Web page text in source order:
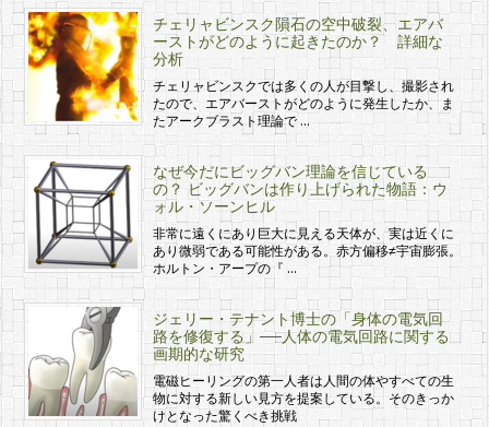
チェリャビンスク隕石の空中破裂、エアバ
ーストがどのように起きたのか？ 詳細な
分析
チェリャビンスクでは多くの人が目撃し、撮影され
たので、エアバーストがどのように発生したか、ま
たアークブラスト理論で …
なぜ今だにビッグバン理論を信じている
の？ ビッグバンは作り上げられた物語：ウ
ォル・ソーンヒル
非常に遠くにあり巨大に見える天体が、実は近くに
あり微弱である可能性がある。赤方偏移≠宇宙膨張。
ホルトン・アープの『 …
ジェリー・テナント博士の「身体の電気回
路を修復する」──人体の電気回路に関する
画期的な研究
電磁ヒーリングの第一人者は人間の体やすべての生
物に対する新しい見方を提案している。そのきっか
けとなった驚くべき挑戦